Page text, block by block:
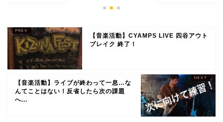
【音楽活動】CYAMPS LIVE 四谷アウト
ブレイク 終了！
【音楽活動】ライブが終わって一息…な
んてことはない！反省したら次の課題
へ...